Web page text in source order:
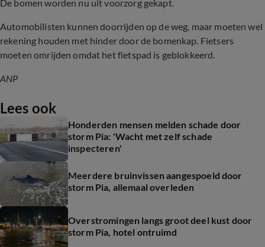
De bomen worden nu uit voorzorg gekapt.
Automobilisten kunnen doorrijden op de weg, maar moeten wel
rekening houden met hinder door de bomenkap. Fietsers
moeten omrijden omdat het fietspad is geblokkeerd.
ANP
Lees ook
Honderden mensen melden schade door
storm Pia: 'Wacht met zelf schade
inspecteren'
Meerdere bruinvissen aangespoeld door
storm Pia, allemaal overleden
Overstromingen langs groot deel kust door
storm Pia, hotel ontruimd